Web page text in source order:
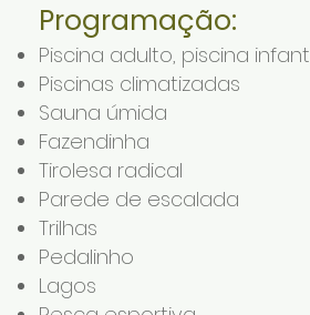
Programação:
Piscina adulto, piscina
Piscinas climatizadas
Sauna úmida
Fazendinha
Tirolesa radical
Parede de escalada
Trilhas
Pedalinho
Lagos